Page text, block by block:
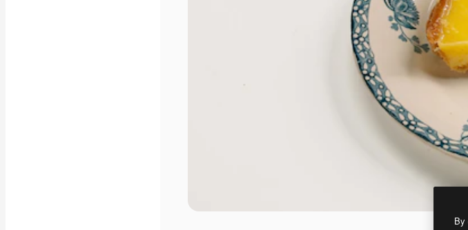
By